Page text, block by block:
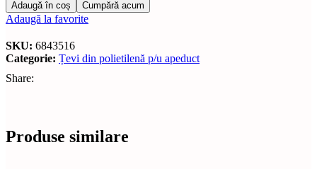
Adaugă în coș Cumpără acum
Adaugă la favorite
SKU: 6843516
Categorie: Țevi din polietilenă p/u apeduct
Share:
Produse similare